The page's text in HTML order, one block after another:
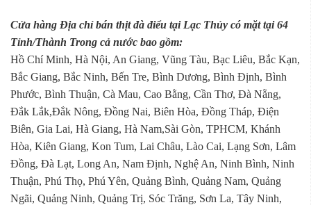
Cửa hàng Địa chỉ bán thịt đà điểu tại Lạc Thủy có mặt tại 64
Tỉnh/Thành Trong cả nước bao gồm:
Hồ Chí Minh, Hà Nội, An Giang, Vũng Tàu, Bạc Liêu, Bắc Kạn,
Bắc Giang, Bắc Ninh, Bến Tre, Bình Dương, Bình Định, Bình
Phước, Bình Thuận, Cà Mau, Cao Bằng, Cần Thơ, Đà Nẵng,
Đắk Lắk,Đắk Nông, Đồng Nai, Biên Hòa, Đồng Tháp, Điện
Biên, Gia Lai, Hà Giang, Hà Nam,Sài Gòn, TPHCM, Khánh
Hòa, Kiên Giang, Kon Tum, Lai Châu, Lào Cai, Lạng Sơn, Lâm
Đồng, Đà Lạt, Long An, Nam Định, Nghệ An, Ninh Bình, Ninh
Thuận, Phú Thọ, Phú Yên, Quảng Bình, Quảng Nam, Quảng
Ngãi, Quảng Ninh, Quảng Trị, Sóc Trăng, Sơn La, Tây Ninh,